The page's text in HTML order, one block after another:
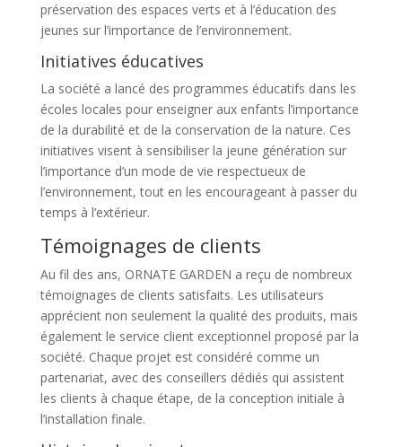
préservation des espaces verts et à l’éducation des
jeunes sur l’importance de l’environnement.
Initiatives éducatives
La société a lancé des programmes éducatifs dans les
écoles locales pour enseigner aux enfants l’importance
de la durabilité et de la conservation de la nature. Ces
initiatives visent à sensibiliser la jeune génération sur
l’importance d’un mode de vie respectueux de
l’environnement, tout en les encourageant à passer du
temps à l’extérieur.
Témoignages de clients
Au fil des ans, ORNATE GARDEN a reçu de nombreux
témoignages de clients satisfaits. Les utilisateurs
apprécient non seulement la qualité des produits, mais
également le service client exceptionnel proposé par la
société. Chaque projet est considéré comme un
partenariat, avec des conseillers dédiés qui assistent
les clients à chaque étape, de la conception initiale à
l’installation finale.